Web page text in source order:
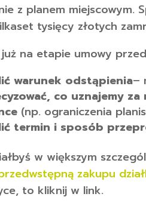
z planem miejscowym.
tysięcy złotych
na etapie umowy
warunek odstąpienia–
co uznajemy
(np. ograniczenia
termin i sposób
w większym
zakupu
to kliknij w link.